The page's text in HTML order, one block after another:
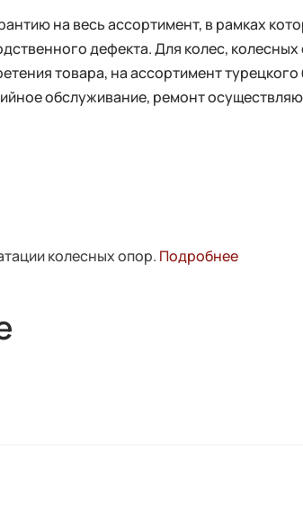
на весь ассортимент, в рамках
дефекта. Для колес,
товара, на ассортимент
обслуживание, ремонт
колесных опор. Подробнее